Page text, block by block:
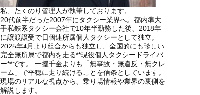
私、たくのり管理人が執筆しております。
20代前半だった2007年にタクシー業界へ。都内準大
手私鉄系タクシー会社で10年半勤務した後、2018年
に譲渡譲受で日個連所属個人タクシーとして独立。
2025年4月より組合からも独立し、全国的にも珍しい
完全無所属で都内を走る**現役個人タクシードライバ
ー**です。 一攫千金よりも「無事故・無違反・無クレ
ーム」で平穏に走り続けることを信条としています。
現場のリアルな視点から、乗り場情報や業界の裏側を
解説します。